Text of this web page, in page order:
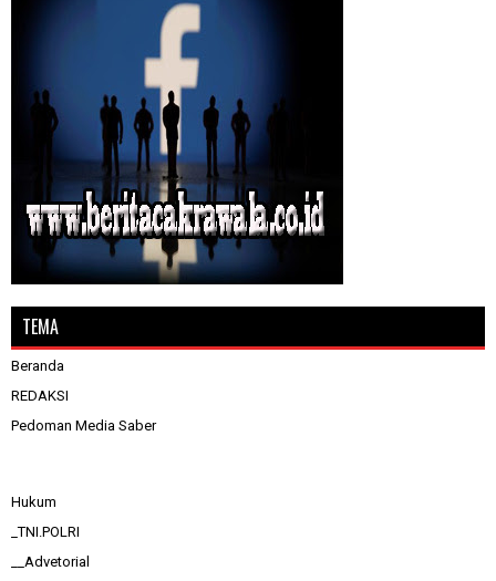
TEMA
Beranda
REDAKSI
Pedoman Media Saber
Hukum
_TNI.POLRI
__Advetorial